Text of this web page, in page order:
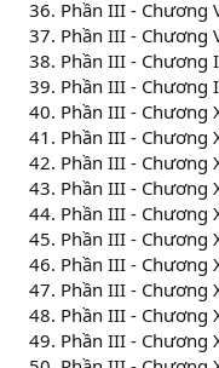
Phần III - Chương
Phần III - Chương
Phần III - Chương
Phần III - Chương
Phần III - Chương
Phần III - Chương
Phần III - Chương
Phần III - Chương
Phần III - Chương
Phần III - Chương
Phần III - Chương
Phần III - Chương
Phần III - Chương
Phần III - Chương